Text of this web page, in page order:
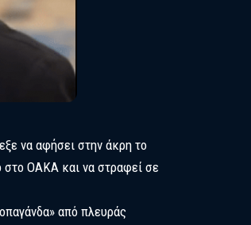
να αφήσει στην άκρη το
στο ΟΑΚΑ και να στραφεί σε
από πλευράς